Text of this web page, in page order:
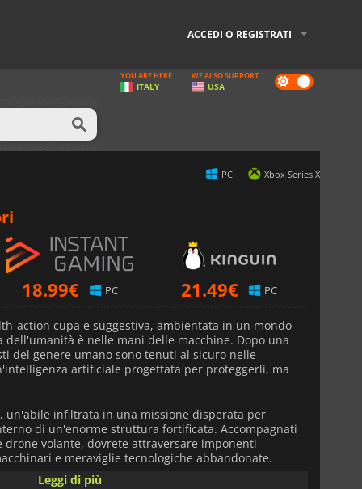
ACCEDI O REGISTRATI
Dark
mode
YOU ARE HERE
ITALY
WE ALSO SUPPORT
USA
PC Xbox Series X
18.99€ PC 21.49€ PC
action cupa e suggestiva, ambientata in un mondo
dell'umanità è nelle mani delle macchine. Dopo una
del genere umano sono tenuti al sicuro nelle
artificiale progettata per proteggerli, ma
un'abile infiltrata in una missione disperata per
di un'enorme struttura fortificata. Accompagnati
drone volante, dovrete attraversare imponenti
e meraviglie tecnologiche abbandonate.
e al combattimento tattico per sopravvivere a minacce
Leggi di più